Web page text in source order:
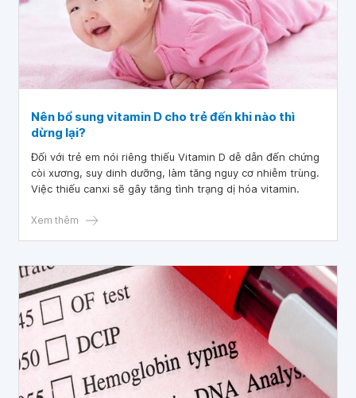
Nên bổ sung vitamin D cho trẻ đến khi nào thì
dừng lại?
Đối với trẻ em nói riêng thiếu Vitamin D dễ dẫn đến chứng
còi xương, suy dinh dưỡng, làm tăng nguy cơ nhiễm trùng.
Việc thiếu canxi sẽ gây tăng tình trạng dị hóa vitamin.
Xem thêm